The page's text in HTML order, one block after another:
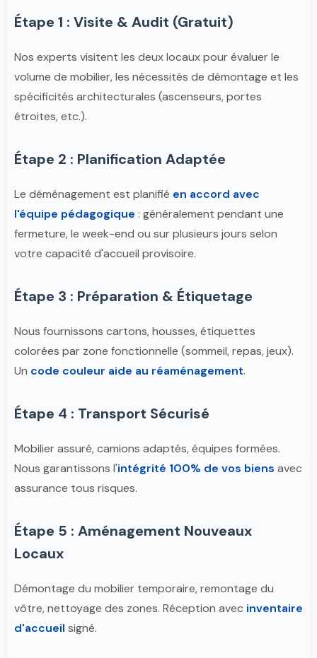
Étape 1 : Visite & Audit (Gratuit)
Nos experts visitent les deux locaux pour évaluer le
volume de mobilier, les nécessités de démontage et les
spécificités architecturales (ascenseurs, portes
étroites, etc.).
Étape 2 : Planification Adaptée
Le déménagement est planifié en accord avec
l'équipe pédagogique : généralement pendant une
fermeture, le week-end ou sur plusieurs jours selon
votre capacité d'accueil provisoire.
Étape 3 : Préparation & Étiquetage
Nous fournissons cartons, housses, étiquettes
colorées par zone fonctionnelle (sommeil, repas, jeux).
Un code couleur aide au réaménagement.
Étape 4 : Transport Sécurisé
Mobilier assuré, camions adaptés, équipes formées.
Nous garantissons l'intégrité 100% de vos biens avec
assurance tous risques.
Étape 5 : Aménagement Nouveaux
Locaux
Démontage du mobilier temporaire, remontage du
vôtre, nettoyage des zones. Réception avec inventaire
d'accueil signé.